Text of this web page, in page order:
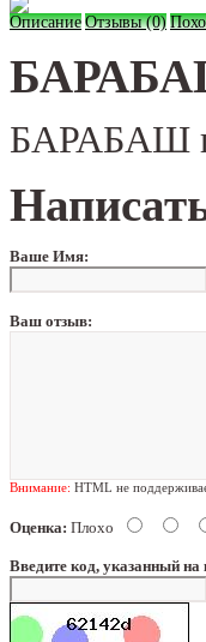
Описание Отзывы (0)
БАРАБАШ
Ваше Имя:
Ваш отзыв:
Внимание: HTML не
Оценка: Плохо
Введите код, указанный на